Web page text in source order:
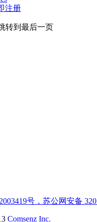
注册
转到最后一页
号，苏公网安备
Comsenz Inc.